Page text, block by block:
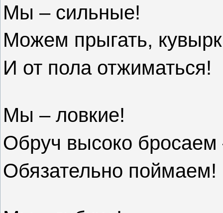
Мы – сильные!
Можем прыгать,
И от пола отжиматься!
Мы – ловкие!
Обруч высоко бросаем
Обязательно поймаем!